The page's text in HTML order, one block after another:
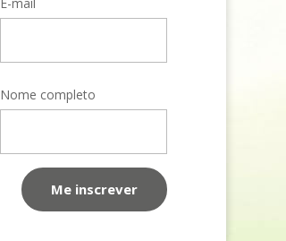
Nome completo